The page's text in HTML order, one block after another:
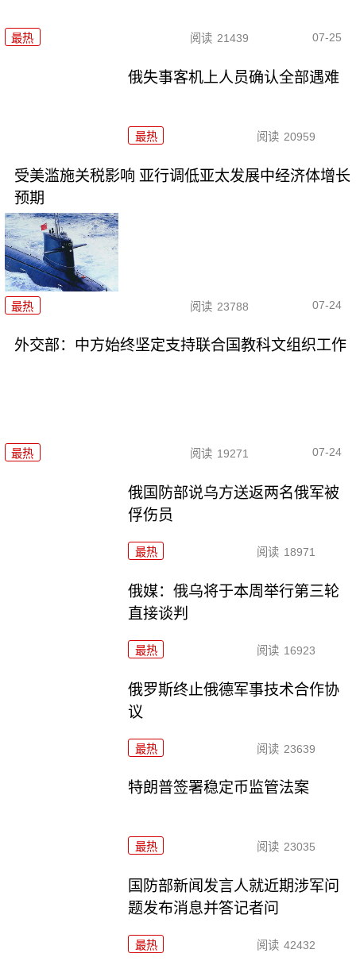
最热 阅读 21439 07-25
俄失事客机上人员确认全部遇难
最热 阅读 20959
受美滥施关税影响 亚行调低亚太发展中经济体增长
预期
最热 阅读 23788 07-24
外交部：中方始终坚定支持联合国教科文组织工作
最热 阅读 19271 07-24
俄国防部说乌方送返两名俄军被
俘伤员
最热 阅读 18971
俄媒：俄乌将于本周举行第三轮
直接谈判
最热 阅读 16923
俄罗斯终止俄德军事技术合作协
议
最热 阅读 23639
特朗普签署稳定币监管法案
最热 阅读 23035
国防部新闻发言人就近期涉军问
题发布消息并答记者问
最热 阅读 42432